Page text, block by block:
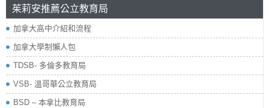
茱莉安推薦公立教育局
加拿大高中介紹和流程
加拿大學制懶人包
TDSB- 多倫多教育局
VSB- 溫哥華公立教育局
BSD – 本拿比教育局